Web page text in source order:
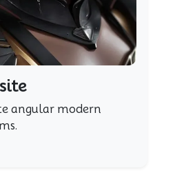
angular modern